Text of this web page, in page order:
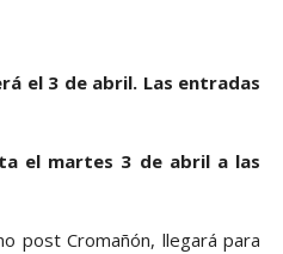
el 3 de abril. Las entradas
el martes 3 de abril a las
post Cromañón, llegará para